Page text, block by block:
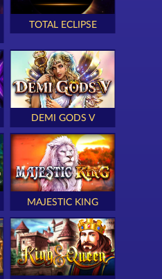
TOTAL ECLIPSE
DEMI GODS V
MAJESTIC KING